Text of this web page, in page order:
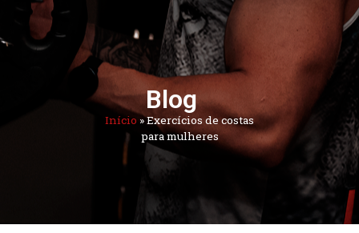
Blog
Início »Exercícios de costas
para mulheres